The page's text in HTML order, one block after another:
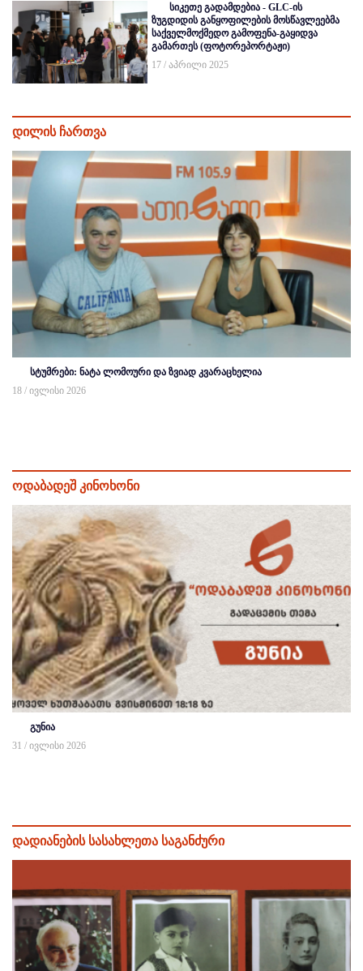
სიკეთე გადამდებია - GLC-ის
ზუგდიდის განყოფილების მოსწავლეებმა
საქველმოქმედო გამოფენა-გაყიდვა
გამართეს (ფოტორეპორტაჟი)
17 / აპრილი 2025
დილის ჩართვა
სტუმრები: ნატა ლომოური და ზვიად კვარაცხელია
18 / ივლისი 2026
ოდაბადეშ კინოხონი
გუნია
31 / ივლისი 2026
დადიანების სასახლეთა საგანძური